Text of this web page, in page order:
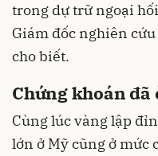
trong dự trữ ngoại
Giám đốc nghiên
cho biết.
Chứng khoán đã
Cùng lúc vàng lập
lớn ở Mỹ cũng ở mức